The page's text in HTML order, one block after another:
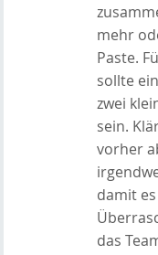
mehr
Paste.
sollte
zwei
sein.
vorher
damit
das